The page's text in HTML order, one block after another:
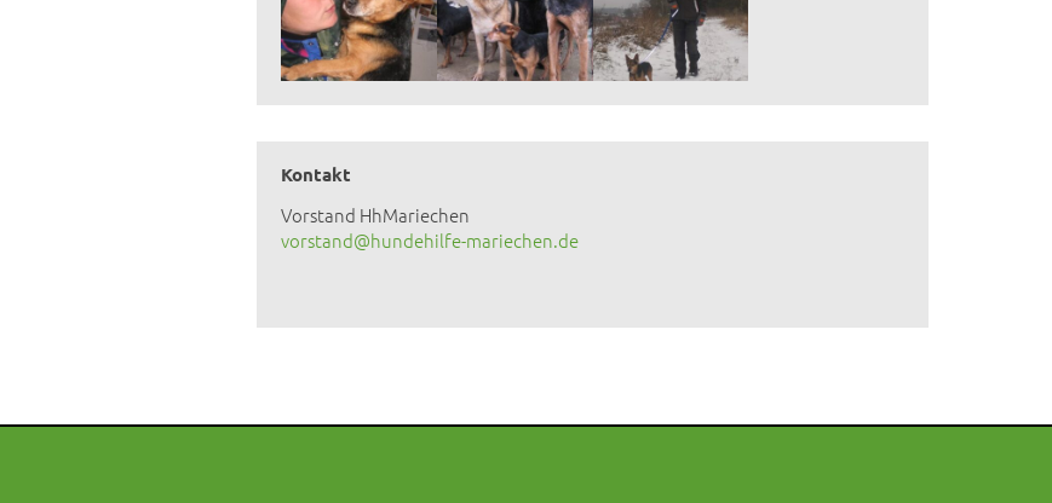
Kontakt
Vorstand HhMariechen
vorstand@hundehilfe-mariechen.de